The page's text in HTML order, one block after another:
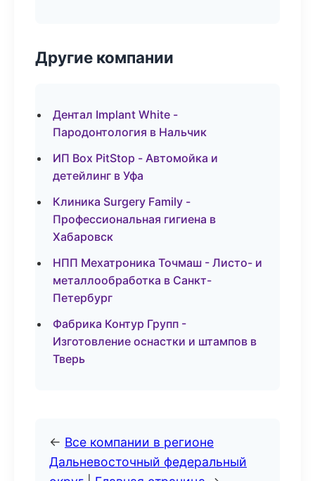
Другие компании
Дентал Implant White -
Пародонтология в Нальчик
ИП Box PitStop - Автомойка и
детейлинг в Уфа
Клиника Surgery Family -
Профессиональная гигиена в
Хабаровск
НПП Мехатроника Точмаш - Листо- и
металлообработка в Санкт-
Петербург
Фабрика Контур Групп -
Изготовление оснастки и штампов в
Тверь
← Все компании в регионе
Дальневосточный федеральный